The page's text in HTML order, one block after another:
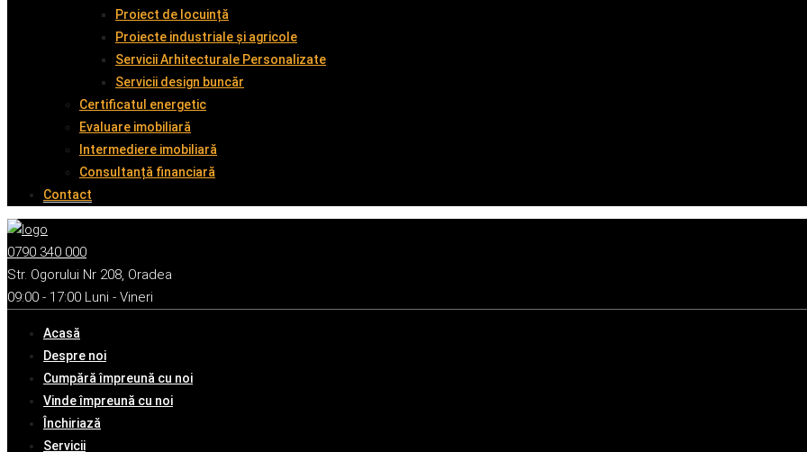
Proiect de locuință
Proiecte industriale și agricole
Servicii Arhitecturale Personalizate
Servicii design buncăr
Certificatul energetic
Evaluare imobiliară
Intermediere imobiliară
Consultanță financiară
Contact
0790 340 000
Str. Ogorului Nr 208, Oradea
09:00 - 17:00 Luni - Vineri
Acasă
Despre noi
Cumpără împreună cu noi
Vinde împreună cu noi
Închiriază
Servicii